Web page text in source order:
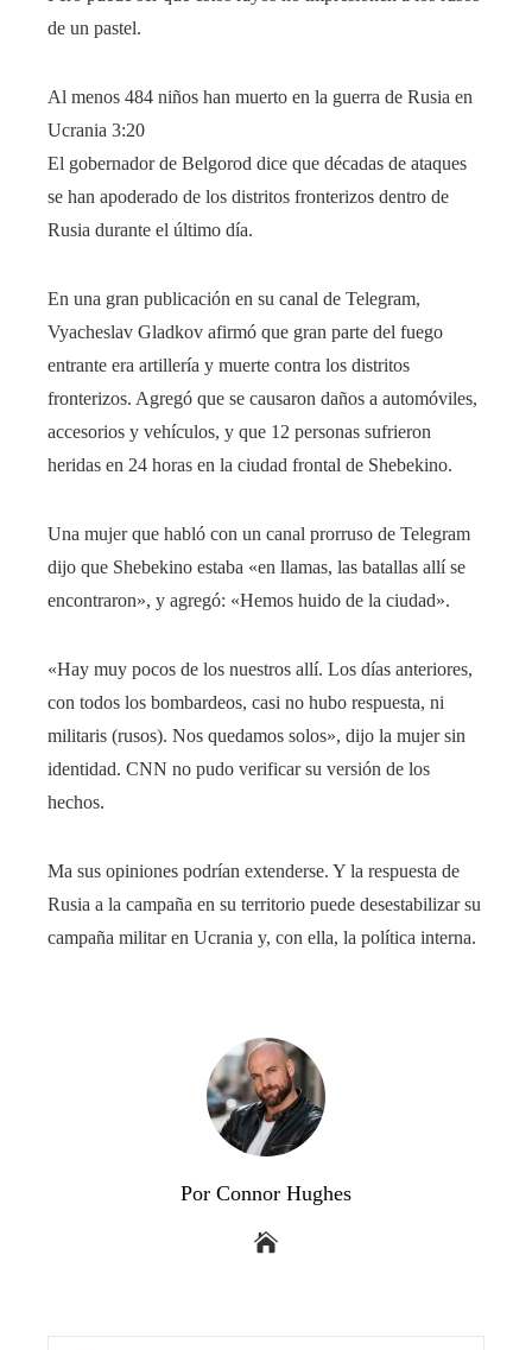
de un pastel.
Al menos 484 niños han muerto en la guerra de Rusia en
Ucrania 3:20
El gobernador de Belgorod dice que décadas de ataques
se han apoderado de los distritos fronterizos dentro de
Rusia durante el último día.
En una gran publicación en su canal de Telegram,
Vyacheslav Gladkov afirmó que gran parte del fuego
entrante era artillería y muerte contra los distritos
fronterizos. Agregó que se causaron daños a automóviles,
accesorios y vehículos, y que 12 personas sufrieron
heridas en 24 horas en la ciudad frontal de Shebekino.
Una mujer que habló con un canal prorruso de Telegram
dijo que Shebekino estaba «en llamas, las batallas allí se
encontraron», y agregó: «Hemos huido de la ciudad».
«Hay muy pocos de los nuestros allí. Los días anteriores,
con todos los bombardeos, casi no hubo respuesta, ni
militaris (rusos). Nos quedamos solos», dijo la mujer sin
identidad. CNN no pudo verificar su versión de los
hechos.
Ma sus opiniones podrían extenderse. Y la respuesta de
Rusia a la campaña en su territorio puede desestabilizar su
campaña militar en Ucrania y, con ella, la política interna.
Por Connor Hughes